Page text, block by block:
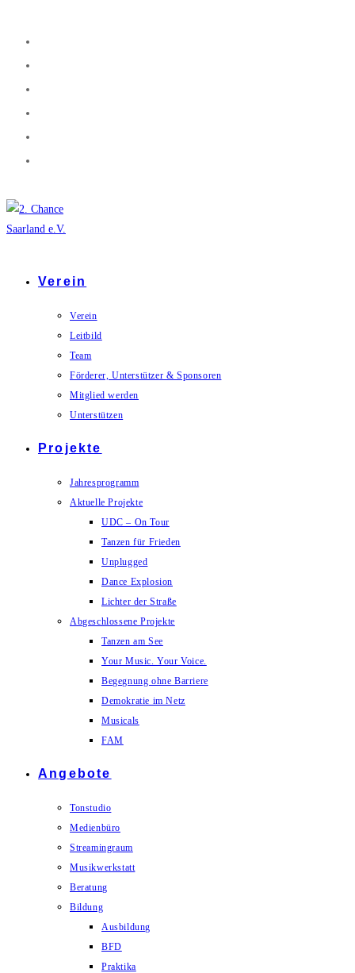
Verein
Verein
Leitbild
Team
Förderer, Unterstützer & Sponsoren
Mitglied werden
Unterstützen
Projekte
Jahresprogramm
Aktuelle Projekte
UDC – On Tour
Tanzen für Frieden
Unplugged
Dance Explosion
Lichter der Straße
Abgeschlossene Projekte
Tanzen am See
Your Music. Your Voice.
Begegnung ohne Barriere
Demokratie im Netz
Musicals
FAM
Angebote
Tonstudio
Medienbüro
Streamingraum
Musikwerkstatt
Beratung
Bildung
Ausbildung
BFD
Praktika